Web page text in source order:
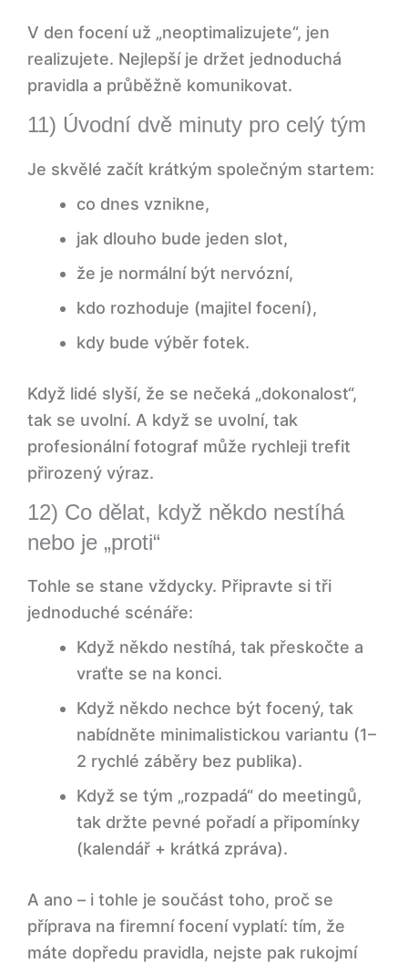
V den focení už „neoptimalizujete“, jen
realizujete. Nejlepší je držet jednoduchá
pravidla a průběžně komunikovat.
11) Úvodní dvě minuty pro celý tým
Je skvělé začít krátkým společným startem:
co dnes vznikne,
jak dlouho bude jeden slot,
že je normální být nervózní,
kdo rozhoduje (majitel focení),
kdy bude výběr fotek.
Když lidé slyší, že se nečeká „dokonalost“,
tak se uvolní. A když se uvolní, tak
profesionální fotograf může rychleji trefit
přirozený výraz.
12) Co dělat, když někdo nestíhá
nebo je „proti“
Tohle se stane vždycky. Připravte si tři
jednoduché scénáře:
Když někdo nestíhá, tak přeskočte a
vraťte se na konci.
Když někdo nechce být focený, tak
nabídněte minimalistickou variantu (1–
2 rychlé záběry bez publika).
Když se tým „rozpadá“ do meetingů,
tak držte pevné pořadí a připomínky
(kalendář + krátká zpráva).
A ano – i tohle je součást toho, proč se
příprava na firemní focení vyplatí: tím, že
máte dopředu pravidla, nejste pak rukojmí
brief
Lidé: jak připravit tým, aby se necítil „na
pranýři“
5) Komunikace dopředu: krátká zpráva,
6) Dress code a styling: méně pravidel,
7) Mikropříprava před objektivem: 3
„záložní plán“
8) Kde fotit: kancelář, zasedačka, studio?
9) Harmonogram: raději kratší sloty a
pevné pořadí
10) Zóny: kde čekat, kde se „dolaďuje“ a
kde se fotí
Souhlasy, použití a pojmenování souborů:
malý detail, velký klid
Den focení: jak udržet kvalitu, když se to
11) Úvodní dvě minuty pro celý tým
12) Co dělat, když někdo nestíhá nebo je
Po focení: výběr, retuš, dodání a interní
proces